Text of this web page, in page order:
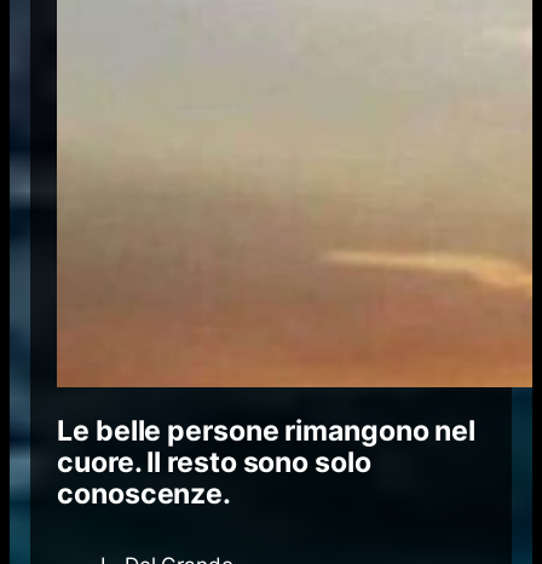
Le belle persone rimangono nel
cuore. Il resto sono solo
conoscenze.